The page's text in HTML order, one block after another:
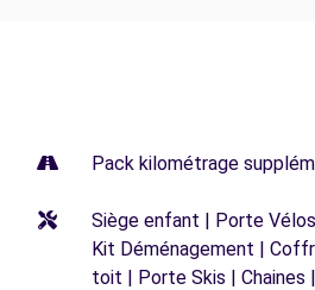
Pack kilométrage
Siège enfant | Porte
Kit Déménagement |
toit | Porte Skis |